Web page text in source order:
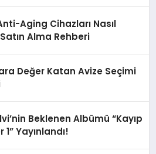
Aging Cihazları Nasıl
Alma Rehberi
Değer Katan Avize Seçimi
Beklenen Albümü “Kayıp
Yayınlandı!